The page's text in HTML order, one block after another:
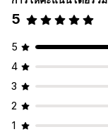
5
5
4
3
2
1